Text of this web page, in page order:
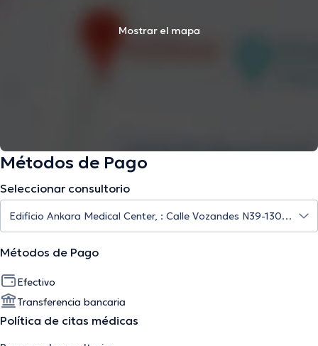
Mostrar el mapa
Métodos de Pago
Seleccionar consultorio
Métodos de Pago
Efectivo
Transferencia bancaria
Política de citas médicas